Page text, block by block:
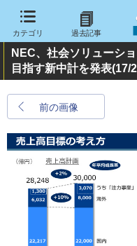
カテゴリ 過去記事
NEC、社会ソリューシ
目指す新中計を発表(17/
前の画像